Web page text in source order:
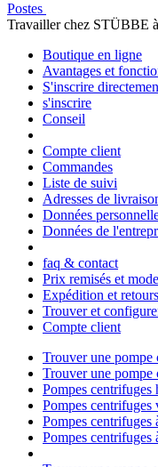
Postes
Travailler chez STÜBBE
Boutique en ligne
Avantages et
S'inscrire
s'inscrire
Conseil
Compte client
Commandes
Liste de suivi
Adresses de
Données
Données de
faq & contact
Prix remisés et
Expédition et retours
Trouver et
Compte client
Trouver une pompe
Trouver une pompe
Pompes centrifuges
Pompes centrifuges
Pompes centrifuges
Pompes centrifuges